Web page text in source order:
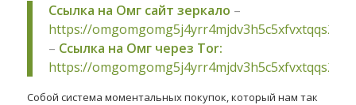
Ссылка на Омг сайт зеркало –
https://
– Ссылка на Омг через Tor:
https://
Собой система моментальных покупок, который нам так